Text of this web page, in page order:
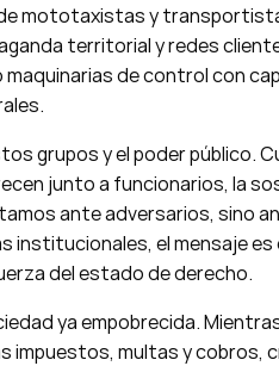
mototaxistas y
territorial y redes
de control con
grupos y el poder público.
junto a funcionarios, la
ante adversarios, sino
el mensaje es
del estado de derecho.
ya empobrecida.
impuestos, multas y cobros,